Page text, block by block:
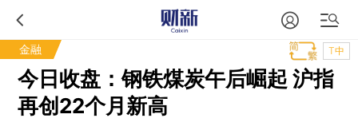
金融 T中
今日收盘：钢铁煤炭午后崛起 沪指
再创22个月新高